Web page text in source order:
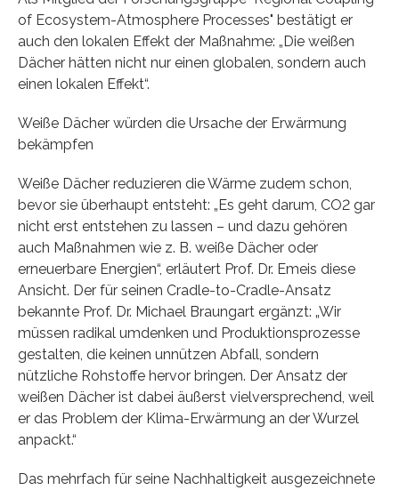
of Ecosystem-Atmosphere Processes" bestätigt er
auch den lokalen Effekt der Maßnahme: „Die weißen
Dächer hätten nicht nur einen globalen, sondern auch
einen lokalen Effekt“.
Weiße Dächer würden die Ursache der Erwärmung
bekämpfen
Weiße Dächer reduzieren die Wärme zudem schon,
bevor sie überhaupt entsteht: „Es geht darum, CO2 gar
nicht erst entstehen zu lassen – und dazu gehören
auch Maßnahmen wie z. B. weiße Dächer oder
erneuerbare Energien“, erläutert Prof. Dr. Emeis diese
Ansicht. Der für seinen Cradle-to-Cradle-Ansatz
bekannte Prof. Dr. Michael Braungart ergänzt: „Wir
müssen radikal umdenken und Produktionsprozesse
gestalten, die keinen unnützen Abfall, sondern
nützliche Rohstoffe hervor bringen. Der Ansatz der
weißen Dächer ist dabei äußerst vielversprechend, weil
er das Problem der Klima-Erwärmung an der Wurzel
anpackt.“
Das mehrfach für seine Nachhaltigkeit ausgezeichnete